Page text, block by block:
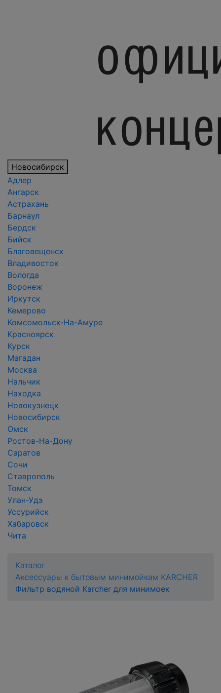
Новосибирск
Адлер
Ангарск
Астрахань
Барнаул
Бердск
Бийск
Благовещенск
Владивосток
Вологда
Воронеж
Иркутск
Кемерово
Комсомольск-На-Амуре
Красноярск
Курск
Магадан
Москва
Нальчик
Находка
Новокузнецк
Новосибирск
Омск
Ростов-На-Дону
Саратов
Сочи
Ставрополь
Томск
Улан-Удэ
Уссурийск
Хабаровск
Чита
Каталог
Аксессуары к бытовым минимойкам KARCHER
Фильтр водяной Karcher для минимоек